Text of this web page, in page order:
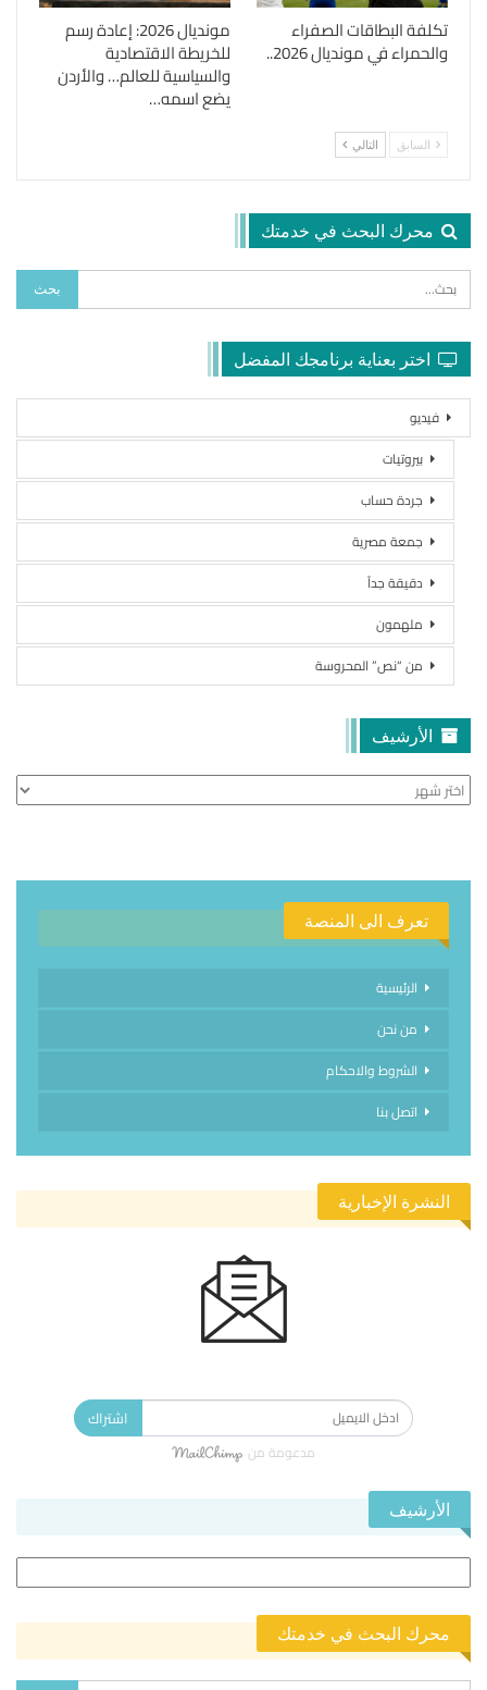
تكلفة البطاقات الصفراء
والحمراء في مونديال 2026..
مونديال 2026: إعادة رسم
للخريطة الاقتصادية
والسياسية للعالم… والأردن
يضع اسمه…
السابق التالي
محرك البحث في خدمتك
اختر بعناية برنامجك المفضل
فيديو
بيروتيات
جردة حساب
جمعة مصرية
دقيقة جداً
ملهمون
من “نص” المحروسة
الأرشيف
الأرشيف
تعرف الى المنصة
الرئيسية
من نحن
الشروط والاحكام
اتصل بنا
النشرة الإخبارية
اشتراك
مدعومة من
الأرشيف
محرك البحث في خدمتك